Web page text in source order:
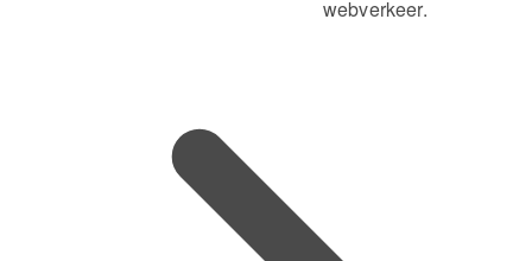
webverkeer.